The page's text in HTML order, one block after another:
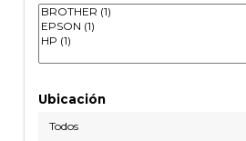
Ubicación